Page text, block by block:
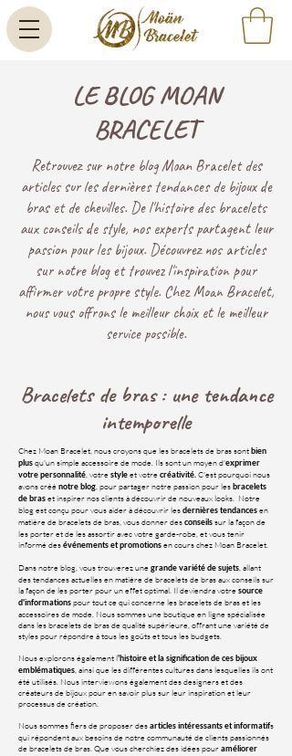
LE BLOG MOAN
BRACELET
Retrouvez sur notre blog Moan Bracelet des
articles sur les dernières tendances de bijoux de
bras et de chevilles. De l'histoire des bracelets
aux conseils de style, nos experts partagent leur
passion pour les bijoux. Découvrez nos articles
sur notre blog et trouvez l'inspiration pour
affirmer votre propre style. Chez Moan Bracelet,
nous vous offrons le meilleur choix et le meilleur
service possible.
Bracelets de bras : une tendance
intemporelle
Chez Moan Bracelet, nous croyons que les bracelets de bras sont bien
plusqu'un simple accessoire de mode. Ils sont un moyen d'exprimer
votre personnalité, votrestyleet votrecréativité.C'est pourquoi nous
avons créénotre blog, pour partager notre passion pour les bracelets
de braset inspirer nos clients à découvrir de nouveaux looks. Notre
blog est conçu pour vous aider à découvrir lesdernières tendancesen
matière de bracelets de bras, vous donner desconseilssur la façon de
les porter et de les assortir avec votre garde-robe, et vous tenir
informé desévénements et promotionsen cours chez Moan Bracelet.
Dans notre blog, vous trouverez unegrande variété de sujets, allant
des tendances actuelles en matière de bracelets de bras aux conseils sur
la façon de les porter pour un effet optimal. Il deviendra votresource
d'informationspour tout ce qui concerne les bracelets de bras et les
accessoires de mode. Nous sommes une boutique en ligne spécialisée
dans les bracelets de bras de qualité supérieure, offrant une variété de
styles pour répondre à tous les goûts et tous les budgets.
Nous explorons également l'histoire et la signification de ces bijoux
emblématiques, ainsi que les différentes cultures dans lesquelles ils ont
été utilisés. Nous interviewons également des designers et des
créateurs de bijoux pour en savoir plus sur leur inspiration et leur
processus de création.
Nous sommes fiers de proposer desarticles intéressants et informatifs
qui répondent aux besoins de notre communauté de clients passionnés
de bracelets de bras. Que vous cherchiez des idées pouraméliorer